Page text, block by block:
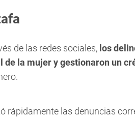
de las redes sociales, los
de la mujer y gestionaron un
rápidamente las denuncias